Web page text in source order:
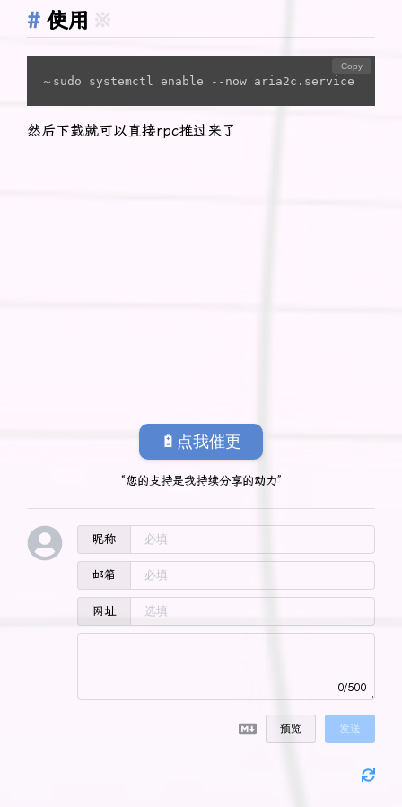
使用 ※
～sudo systemctl enable --now aria2c.service
Copy
然后下载就可以直接rpc推过来了
🔋点我催更
“您的支持是我持续分享的动力”
昵称
邮箱
网址
0/500
预览 发送